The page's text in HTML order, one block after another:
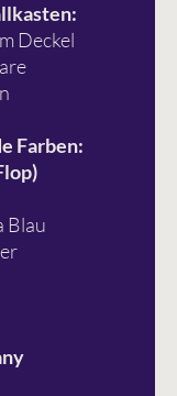
Deckel
Farben:
Blau